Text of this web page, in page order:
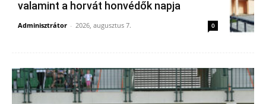
valamint a horvát honvédők napja
Adminisztrátor - 2026, augusztus 7. 0